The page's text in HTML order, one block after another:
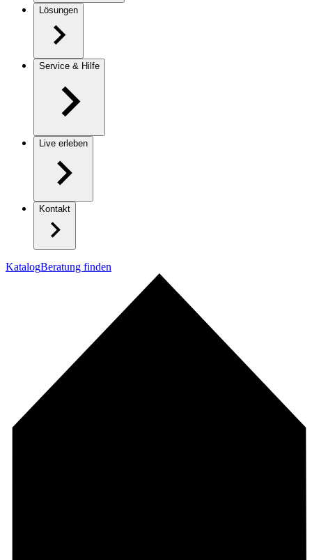
Lösungen
Service & Hilfe
Live erleben
Kontakt
KatalogBeratung finden